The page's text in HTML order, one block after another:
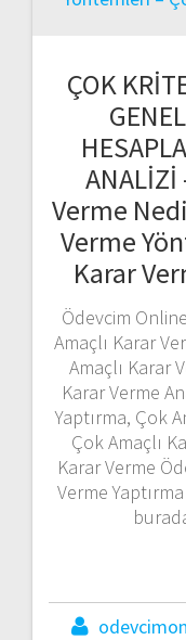
ÇOK
ANALİZİ
Verme
Verme
Karar
Ödevcim
Amaçlı Karar
Amaçlı Karar
Karar Verme
Yaptırma, Çok
Çok Amaçlı
Karar Verme
Verme